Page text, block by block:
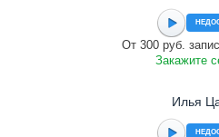
От 300 руб.
Закажите
Илья